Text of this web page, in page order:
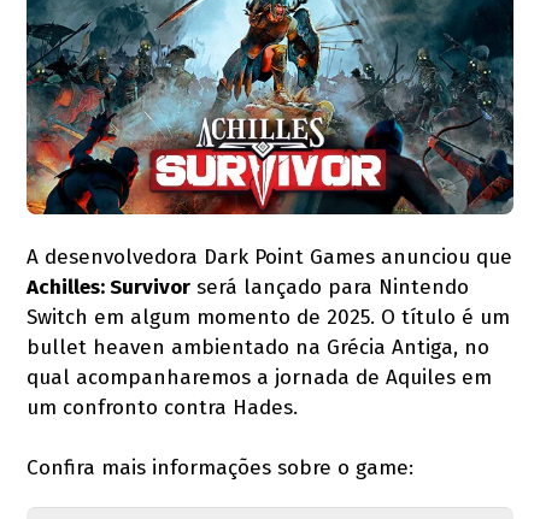
A desenvolvedora Dark Point Games anunciou que
Achilles: Survivor será lançado para Nintendo
Switch em algum momento de 2025. O título é um
bullet heaven ambientado na Grécia Antiga, no
qual acompanharemos a jornada de Aquiles em
um confronto contra Hades.
Confira mais informações sobre o game: